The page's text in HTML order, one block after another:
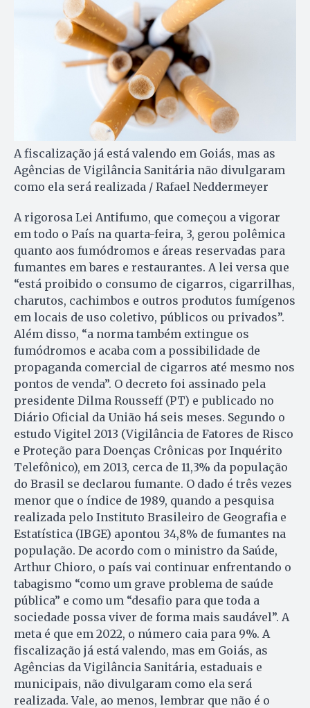
A fiscalização já está valendo em Goiás, mas as
Agências de Vigilância Sanitária não divulgaram
como ela será realizada / Rafael Neddermeyer
A rigorosa Lei Antifumo, que começou a vigorar
em todo o País na quarta-feira, 3, gerou polêmica
quanto aos fumódromos e áreas reservadas para
fumantes em bares e restaurantes. A lei versa que
“está proibido o consumo de cigarros, cigarrilhas,
charutos, cachimbos e outros produtos fumígenos
em locais de uso coletivo, públicos ou privados”.
Além disso, “a norma também extingue os
fumódromos e acaba com a possibilidade de
propaganda comercial de cigarros até mesmo nos
pontos de venda”. O decreto foi assinado pela
presidente Dilma Rousseff (PT) e publicado no
Diário Oficial da União há seis meses. Segundo o
estudo Vigitel 2013 (Vigilância de Fatores de Risco
e Proteção para Doenças Crônicas por Inquérito
Telefô­nico), em 2013, cerca de 11,3% da população
do Brasil se declarou fumante. O dado é três vezes
menor que o índice de 1989, quando a pesquisa
realizada pelo Instituto Bra­si­leiro de Geografia e
Estatística (IBGE) apontou 34,8% de fumantes na
população. De acordo com o ministro da Saúde,
Arthur Chioro, o país vai continuar enfrentando o
tabagismo “como um grave problema de saúde
pública” e como um “desafio para que toda a
sociedade possa viver de forma mais saudável”. A
meta é que em 2022, o número caia para 9%. A
fiscalização já está valendo, mas em Goiás, as
Agências da Vigilância Sani­tária, estaduais e
municipais, não divulgaram como ela será
realizada. Vale, ao menos, lembrar que não é o